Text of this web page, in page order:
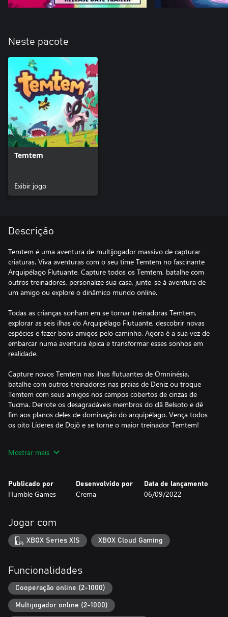
Neste pacote
Temtem
Exibir jogo
Descrição
Temtem é uma aventura de multijogador massivo de capturar
criaturas. Viva aventuras com o seu time Temtem no fascinante
Arquipélago Flutuante. Capture todos os Temtem, batalhe com
outros treinadores, personalize sua casa, junte-se à aventura de
um amigo ou explore o dinâmico mundo online.
Todas as crianças sonham em se tornar treinadoras Temtem,
explorar as seis ilhas do Arquipélago Flutuante, descobrir novas
espécies e fazer bons amigos pelo caminho. Agora é a sua vez de
embarcar numa aventura épica e transformar esses sonhos em
realidade.
Capture novos Temtem nas ilhas flutuantes de Omninésia,
batalhe com outros treinadores nas praias de Deniz ou troque
Temtem com seus amigos nos campos cobertos de cinzas de
Tucma. Derrote os desagradáveis membros do clã Belsoto e dê
fim aos planos deles de dominação do arquipélago. Vença todos
os oito Líderes de Dojô e se torne o maior treinador Temtem!
embarque numa aventura para se tornar um treinador Temtem
O mundo de Temtem é um enorme espaço de multijogador
massivo. Treinadores do mundo todo podem se juntar a você, e
lutando para se tornarem o melhor treinador Temtem.
- Aventura Cooperativa: Você poderá unir forças com um amigo
quando quiser para trabalharem e cumprirem seu próximo
objetivo. Capture novos Temtem, explore uma rota ou enfrente
em batalhas em dupla!
seu próprio jeito. Compre móveis novos, pinte as paredes e deixe
tudo pronto para convidar seus amigos para fazerem uma
visitinha!
Mostrar mais
Publicado por
Humble Games
Desenvolvido por
Crema
Data de lançamento
06/09/2022
Jogar com
XBOX Series X|S XBOX Cloud Gaming
Funcionalidades
Cooperação online (2-1000)
Multijogador online (2-1000)